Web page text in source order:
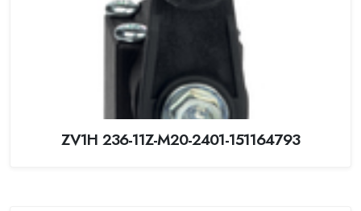
ZV1H 236-11Z-M20-2401-151164793